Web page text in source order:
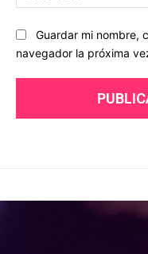
Guardar mi nombre,
navegador la próxima